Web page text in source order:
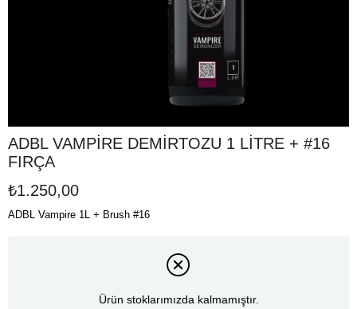
ADBL VAMPİRE DEMİRTOZU 1 LİTRE + #16
FIRÇA
₺1.250,00
ADBL Vampire 1L + Brush #16
Ürün stoklarımızda kalmamıştır.